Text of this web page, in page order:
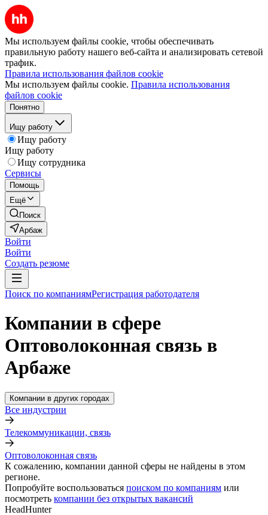
Мы используем файлы cookie, чтобы обеспечивать
правильную работу нашего веб-сайта и анализировать сетевой
трафик.
Правила использования файлов cookie
Мы используем файлы cookie. Правила использования
файлов cookie
Понятно
Ищу работу
Ищу работу
Ищу работу
Ищу сотрудника
Сервисы
Помощь
Ещё
Поиск
Арбаж
Войти
Войти
Создать резюме
Поиск по компаниямРегистрация работодателя
Компании в сфере
Оптоволоконная связь в
Арбаже
Компании в других городах
Все индустрии
Телекоммуникации, связь
Оптоволоконная связь
К сожалению, компании данной сферы не найдены в этом
регионе.
Попробуйте воспользоваться поиском по компаниям или
посмотреть компании без открытых вакансий
HeadHunter